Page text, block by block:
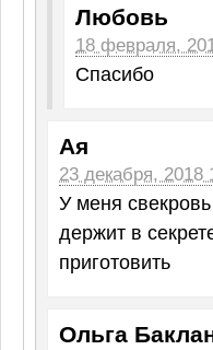
Любовь
18 февраля,
Спасибо
Ая
23 декабря, 2018
У меня
держит в
приготовить
Ольга